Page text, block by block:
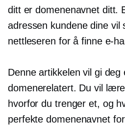
ditt er domenenavnet ditt.
adressen kundene dine vil
nettleseren for å finne e-
Denne artikkelen vil gi deg
domenerelatert. Du vil
hvorfor du trenger et, og
perfekte domenenavnet